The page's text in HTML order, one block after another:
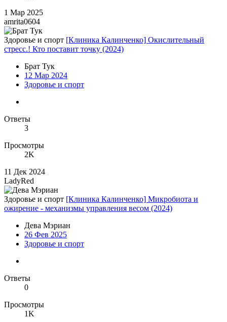
1 Мар 2025
amrita0604
Здоровье и спорт [Клиника Калинченко] Окислительный
стресс.! Кто поставит точку (2024)
Брат Тук
12 Мар 2024
Здоровье и спорт
Ответы
3
Просмотры
2K
11 Дек 2024
LadyRed
Здоровье и спорт [Клиника Калинченко] Микробиота и
ожирение - механизмы управления весом (2024)
Дева Мэриан
26 Фев 2025
Здоровье и спорт
Ответы
0
Просмотры
1K